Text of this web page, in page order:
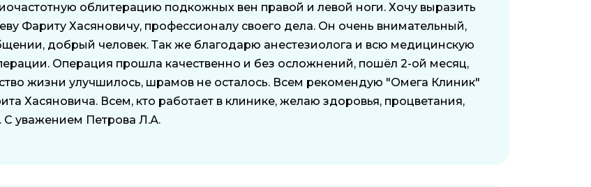
облитерацию подкожных вен правой и левой ноги. Хочу выразить
Фариту Хасяновичу, профессионалу своего дела. Он очень внимательный,
добрый человек. Так же благодарю анестезиолога и всю медицинскую
Операция прошла качественно и без осложнений, пошёл 2-ой месяц,
жизни улучшилось, шрамов не осталось. Всем рекомендую "Омега Клиник"
Хасяновича. Всем, кто работает в клинике, желаю здоровья, процветания,
С уважением Петрова Л.А.